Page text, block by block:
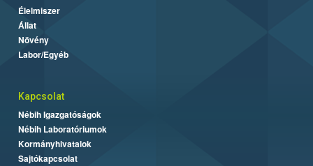
Élelmiszer
Állat
Növény
Labor/Egyéb
Kapcsolat
Nébih Igazgatóságok
Nébih Laboratóriumok
Kormányhivatalok
Sajtókapcsolat